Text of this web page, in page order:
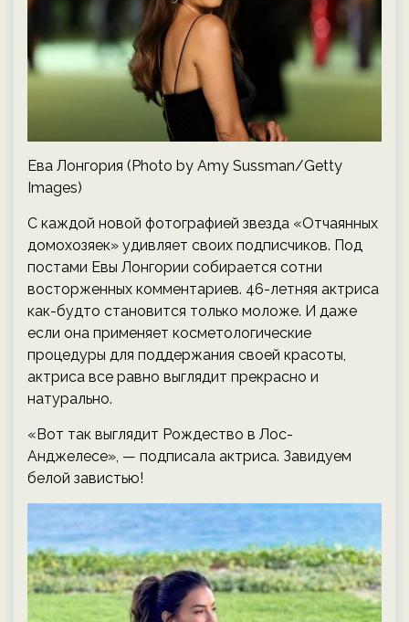
Ева Лонгория (Photo by Amy Sussman/Getty
Images)
С каждой новой фотографией звезда «Отчаянных
домохозяек» удивляет своих подписчиков. Под
постами Евы Лонгории собирается сотни
восторженных комментариев. 46-летняя актриса
как-будто становится только моложе. И даже
если она применяет косметологические
процедуры для поддержания своей красоты,
актриса все равно выглядит прекрасно и
натурально.
«Вот так выглядит Рождество в Лос-
Анджелесе», — подписала актриса. Завидуем
белой завистью!